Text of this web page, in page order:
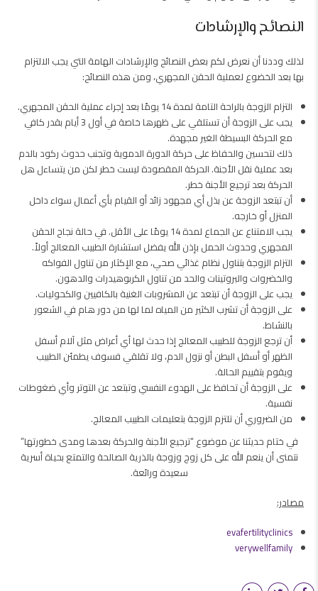
النصائح والإرشادات
لذلك وددنا أن نعرض لكم بعض النصائح والإرشادات الهامة التي يجب الالتزام
بها بعد الخضوع لعملية الحقن المجهري، ومن هذه النصائح:
التزام الزوجة بالراحة التامة لمدة 14 يومًا بعد إجراء عملية الحقن المجهري.
يجب على الزوجة أن تستلقي على ظهرها خاصة في أول 3 أيام بقدر كافي
مع الحركة البسيطة الغير مجهدة.
ذلك لتحسين والحفاظ على حركة الدورة الدموية وتجنب حدوث ركود بالدم
بعد عملية نقل الأجنة. الحركة المقصودة ليست خطر لكن من يتساءل هل
الحركة بعد ترجيع الأجنة خطر.
أن تبتعد الزوجة عن بذل أي مجهود زائد أو القيام بأي أعمال سواء داخل
المنزل أو خارجه.
يجب الامتناع عن الجماع لمدة 14 يومًا على الأقل. في حالة نجاح الحقن
المجهري وحدوث الحمل بإذن الله يفضل استشارة الطبيب المعالج أولاً.
التزام الزوجة بتناول نظام غذائي صحي، مع الإكثار من تناول الفواكه
والخضروات والبروتينات والحد من تناول الكربوهيدرات والدهون.
يجب على الزوجة أن تبتعد عن المشروبات الغنية بالكافيين والكحوليات.
على الزوجة أن تشرب الكثير من المياه لما لها من دور هام في الشعور
بالنشاط.
أن ترجع الزوجة للطبيب المعالج إذا حدث لها أي أعراض مثل آلام أسفل
الظهر أو أسفل البطن أو نزول الدم، ولا تقلقي فسوف يطمئن الطبيب
ويقوم بتقييم الحالة.
على الزوجة أن تحافظ على الهدوء النفسي وتبتعد عن التوتر وأي ضغوطات
نفسية.
من الضروري أن تلتزم الزوجة بتعليمات الطبيب المعالج.
​في ختام حديثنا عن موضوع “ترجيع الأجنة والحركة بعدها ومدى خطورتها”
نتمنى أن ينعم الله على كل زوج وزوجة بالذرية الصالحة والتمتع بحياة أسرية
سعيدة ورائعة.
مصادر:
evafertilityclinics
verywellfamily